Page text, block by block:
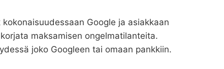
Google ja asiakkaan
maksamisen ongelmatilanteita.
joko Googleen tai omaan pankkiin.